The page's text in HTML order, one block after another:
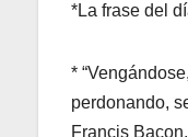
*La frase del
*
perdonando,
Francis Bacon.